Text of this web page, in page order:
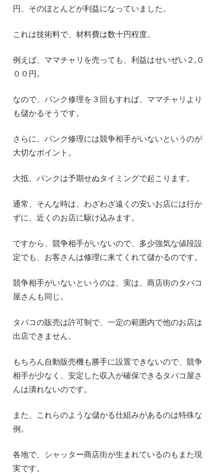
円、そのほとんどが利益になっていました。
これは技術料で、材料費は数十円程度。
例えば、ママチャリを売っても、利益はせいぜい２,０
００円。
なので、パンク修理を３回もすれば、ママチャリより
も儲かるそうです。
さらに、パンク修理には競争相手がいないというのが
大切なポイント。
大抵、パンクは予期せぬタイミングで起こります。
通常、そんな時は、わざわざ遠くの安いお店には行か
ずに、近くのお店に駆け込みます。
ですから、競争相手がいないので、多少強気な値段設
定でも、お客さんは修理に来てくれて儲かるのです。
競争相手がいないというのは、実は、商店街のタバコ
屋さんも同じ。
タバコの販売は許可制で、一定の範囲内で他のお店は
出店できません。
もちろん自動販売機も勝手に設置できないので、競争
相手が少なく、安定した収入が確保できるタバコ屋さ
んは潰れないのです。
また、これらのような儲かる仕組みがあるのは特殊な
例。
各地で、シャッター商店街が生まれているのもまた現
実です。